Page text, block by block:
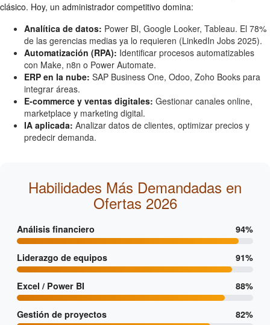
clásico. Hoy, un administrador competitivo domina:
Analítica de datos: Power BI, Google Looker, Tableau. El 78%
de las gerencias medias ya lo requieren (LinkedIn Jobs 2025).
Automatización (RPA): Identificar procesos automatizables
con Make, n8n o Power Automate.
ERP en la nube: SAP Business One, Odoo, Zoho Books para
integrar áreas.
E-commerce y ventas digitales: Gestionar canales online,
marketplace y marketing digital.
IA aplicada: Analizar datos de clientes, optimizar precios y
predecir demanda.
Habilidades Más Demandadas en
Ofertas 2026
Análisis financiero 94%
Liderazgo de equipos 91%
Excel / Power BI 88%
Gestión de proyectos 82%